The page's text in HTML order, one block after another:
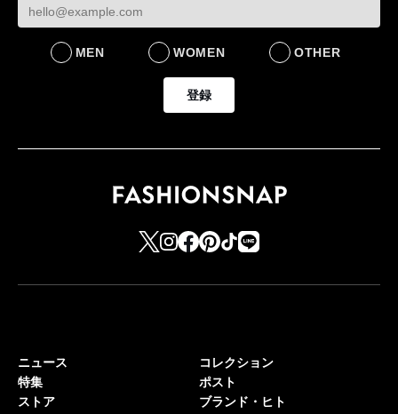
MEN WOMEN OTHER
登録
ニュース
特集
ストア
コレクション
ポスト
ブランド・ヒト